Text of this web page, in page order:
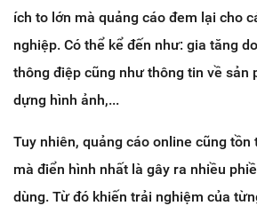
ích to lớn mà quảng cáo đem lại cho
nghiệp. Có thể kể đến như: gia tăng
thông điệp cũng như thông tin về sản
dựng hình ảnh,...
Tuy nhiên, quảng cáo online cũng
mà điển hình nhất là gây ra nhiều
dùng. Từ đó khiến trải nghiệm của